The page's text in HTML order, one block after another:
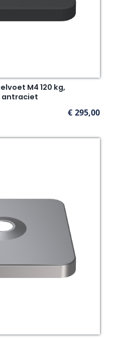
M4 120 kg,
antraciet
€ 295,00